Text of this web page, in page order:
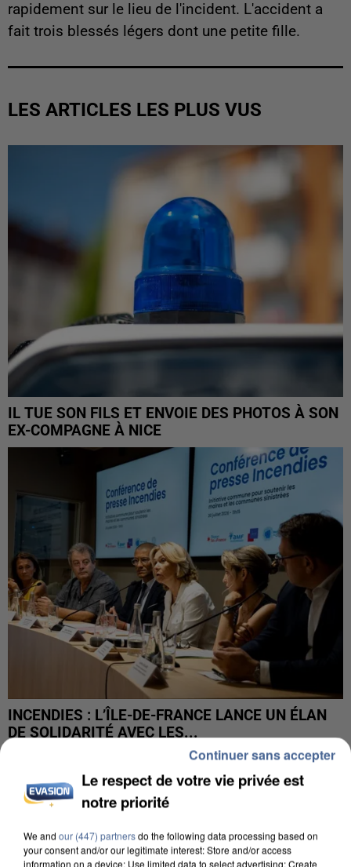
rapidement sur le lieu de l'incident. L'accident a
fait trois blessés légers dont une petite fille.
LES ARTICLES LES PLUS VUS
IL TUE SON FILS ET ENVOIE DES PHOTOS À SON
EX-COMPAGNE À NICE
INCENDIES : L’ÎLE-DE-FRANCE LANCE UN ÉLAN
DE SOLIDARITÉ AVEC LES...
Le respect de votre vie privée est
notre priorité
We and our (447) partnersdo the following data processing based on
your consent and/or our legitimate interest: Store and/or access
information on a device; Use limited data to select advertising; Create
Continuer sans accepter